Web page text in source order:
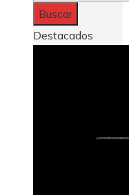
Destacados